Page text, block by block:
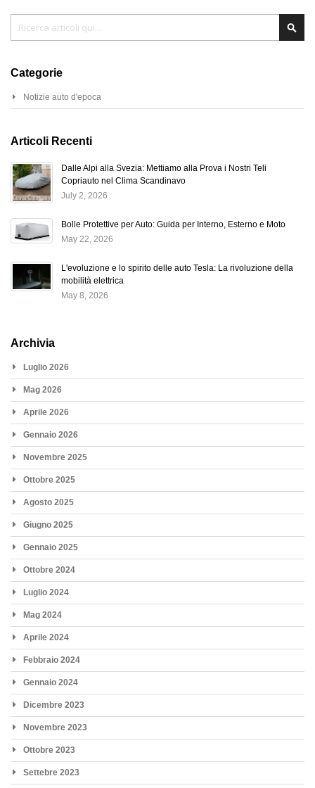
Categorie
Notizie auto d'epoca
Articoli Recenti
Dalle Alpi alla Svezia: Mettiamo alla Prova i Nostri Teli
Copriauto nel Clima Scandinavo
July 2, 2026
Bolle Protettive per Auto: Guida per Interno, Esterno e Moto
May 22, 2026
L'evoluzione e lo spirito delle auto Tesla: La rivoluzione della
mobilità elettrica
May 8, 2026
Archivia
Luglio 2026
Mag 2026
Aprile 2026
Gennaio 2026
Novembre 2025
Ottobre 2025
Agosto 2025
Giugno 2025
Gennaio 2025
Ottobre 2024
Luglio 2024
Mag 2024
Aprile 2024
Febbraio 2024
Gennaio 2024
Dicembre 2023
Novembre 2023
Ottobre 2023
Settebre 2023